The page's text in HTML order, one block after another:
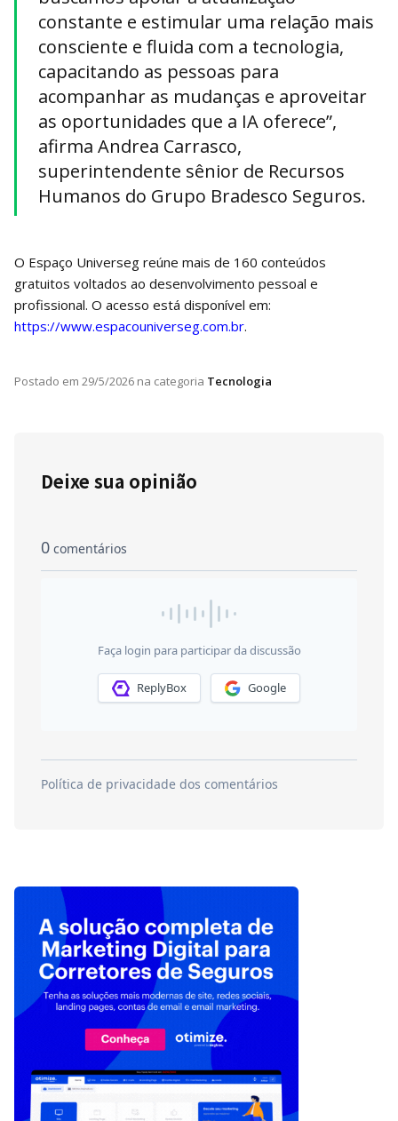
constante e estimular uma relação mais
consciente e fluida com a tecnologia,
capacitando as pessoas para
acompanhar as mudanças e aproveitar
as oportunidades que a IA oferece”,
afirma Andrea Carrasco,
superintendente sênior de Recursos
Humanos do Grupo Bradesco Seguros.
O Espaço Universeg reúne mais de 160 conteúdos
gratuitos voltados ao desenvolvimento pessoal e
profissional. O acesso está disponível em:
https://www.espacouniverseg.com.br.
Postado em 29/5/2026 na categoria Tecnologia
Deixe sua opinião